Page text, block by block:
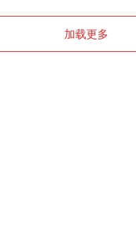
加载更多
Raythink燧石技术：以红